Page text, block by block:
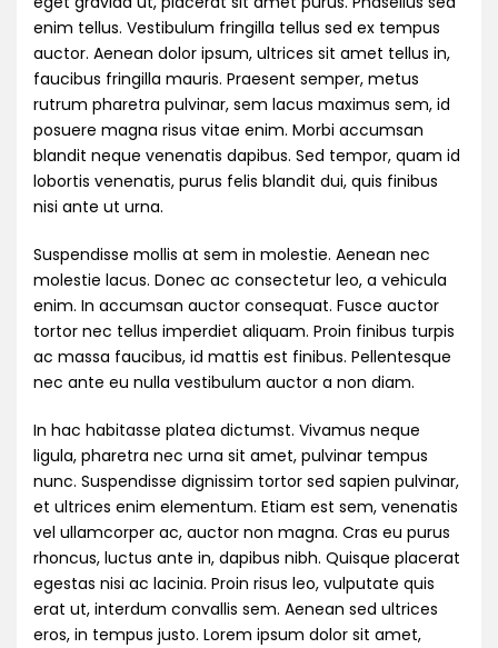
enim tellus. Vestibulum fringilla tellus sed ex tempus
auctor. Aenean dolor ipsum, ultrices sit amet tellus in,
faucibus fringilla mauris. Praesent semper, metus
rutrum pharetra pulvinar, sem lacus maximus sem, id
posuere magna risus vitae enim. Morbi accumsan
blandit neque venenatis dapibus. Sed tempor, quam id
lobortis venenatis, purus felis blandit dui, quis finibus
nisi ante ut urna.
Suspendisse mollis at sem in molestie. Aenean nec
molestie lacus. Donec ac consectetur leo, a vehicula
enim. In accumsan auctor consequat. Fusce auctor
tortor nec tellus imperdiet aliquam. Proin finibus turpis
ac massa faucibus, id mattis est finibus. Pellentesque
nec ante eu nulla vestibulum auctor a non diam.
In hac habitasse platea dictumst. Vivamus neque
ligula, pharetra nec urna sit amet, pulvinar tempus
nunc. Suspendisse dignissim tortor sed sapien pulvinar,
et ultrices enim elementum. Etiam est sem, venenatis
vel ullamcorper ac, auctor non magna. Cras eu purus
rhoncus, luctus ante in, dapibus nibh. Quisque placerat
egestas nisi ac lacinia. Proin risus leo, vulputate quis
erat ut, interdum convallis sem. Aenean sed ultrices
eros, in tempus justo. Lorem ipsum dolor sit amet,